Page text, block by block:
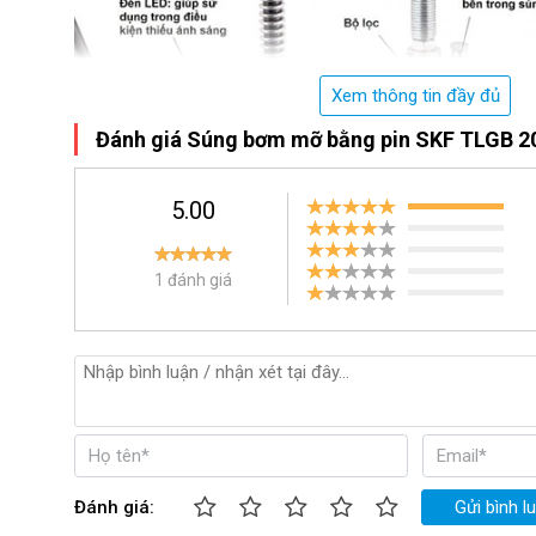
Xem thông tin đầy đủ
Đánh giá Súng bơm mỡ bằng pin SKF TLGB
5.00
1 đánh giá
Đánh giá: Gửi bình